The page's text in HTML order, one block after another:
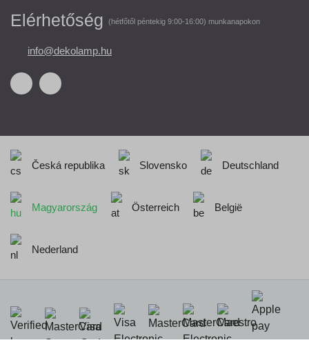
Elérhetőség (hétfőtől péntekig 9:00-16:00) munkanapokon
info@dekolamp.hu
Česká republika Slovensko Deutschland
Magyarország Österreich België
Nederland